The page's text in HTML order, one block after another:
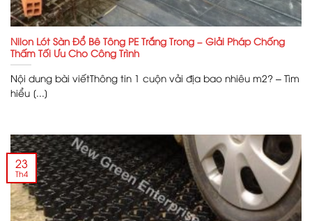
Nilon Lót Sàn Đổ Bê Tông PE Trắng Trong – Giải Pháp Chống
Thấm Tối Ưu Cho Công Trình
Nội dung bài viếtThông tin 1 cuộn vải địa bao nhiêu m2? – Tìm
hiểu [...]
23
Th4